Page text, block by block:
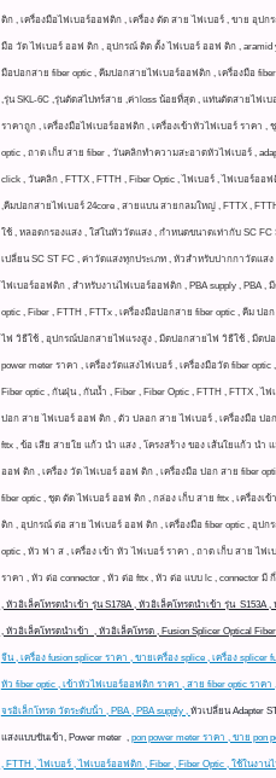
ติก , เครื่องมือไฟเบอร์ออฟติก , เครื่อง ตัด สาย ไฟเบอร์ , ขาย อุป
มือ วัด ไฟเบอร์ ออฟ ติก , อุปกรณ์ ติด ตั้ง ไฟเบอร์ ออฟ ติก ,
มือปอกสาย fiber optic , คีมปอกสายไฟเบอร์ออฟติก , เครื่องมือ
,รุ่น SKL-6C ,รุ่นตัดสไปทร์สาย ,ค่าloss น้อยที่สุด , แท่นตัดสายไฟเ
ราคาถูก , เครื่องมือไฟเบอร์ออฟติก , เครื่องเข้าหัวไฟเบอร์ ราคา ,
optic , ถาด เก็บ สาย fiber , วันคลิกทำความสะอาดหัวไฟเบอร์ ,
click , วันคลิก , FTTX , FTTH , Fiber Optic , ไฟเบอร์ , ไฟเบอร์
,คีมปอกสายไฟเบอร์ 24core , สายแบน สายกลมใหญ่ , FTTX ,
ใช้ , หลอดกรองแสง , ใส่ในหัววัดแสง , กำหนดขนาดเท่ากับ SC FC
เปลี่ยน SC ST FC , ค่าวัดแสงทุกประเภท , หัวสำหรับปากกาวัดแสง ,
ไฟเบอร์ออฟติก , สำหรับงานไฟเบอร์ออฟติก , PBA supply , PBA
optic , Fiber , FTTH , FTTx , เครื่องมือปอกสาย fiber optic , คีม
ไฟ วิธีใช้ , อุปกรณ์ปอกสายไฟแรงสูง , มีดปอกสายไฟ วิธีใช้ , มีดปอ
power meter ราคา , เครื่องวัดแสงไฟเบอร์ , เครื่องมือวัด fiber
Fiber optic , กันฝุ่น , กันน้ำ , Fiber , Fiber Optic , FTTH , FTTX ,
ปอก สาย ไฟเบอร์ ออฟ ติก , ตัว ปลอก สาย ไฟเบอร์ , เครื่องมือ ป
fttx , ข้อ เสีย สายใย แก้ว นำ แสง , โครงสร้าง ของ เส้นใยแก้ว นำ
ออฟ ติก , เครื่อง วัด ไฟเบอร์ ออฟ ติก , เครื่องมือ ปอก สาย fiber
fiber optic , ชุด ตัด ไฟเบอร์ ออฟ ติก , กล่อง เก็บ สาย fttx , เครื่อง
ติก , อุปกรณ์ ต่อ สาย ไฟเบอร์ ออฟ ติก , เครื่องมือ fiber optic , อุปก
optic , หัว ฟา ส , เครื่อง เข้า หัว ไฟเบอร์ ราคา , ถาด เก็บ สาย ไฟ
ราคา , หัว ต่อ connector , หัว ต่อ fttx , หัว ต่อ แบบ lc , connector มี
, หัวอิเล็คโทรดนำเข้า รุ่น S178A , หัวอิเล็คโทรดนำเข้า รุ่น
, หัวอิเล็คโทรดนำเข้า , หัวอิเล็คโทรด , Fusion Splicer Optical
จีน , เครื่อง fusion splicer ราคา , ขายเครื่อง splice , เครื่อง
หัว fiber optic , เข้าหัวไฟเบอร์ออฟติก ราคา , สาย fiber optic ราค
จรอิเล็กโทรด วัดระดับน้ํา , PBA , PBA supply , หัวเปลี่ยน Adapter
แสงแบบขันเข้า, Power meter , pon power meter ราคา , ขาย pon
, FTTH , ไฟเบอร์ , ไฟเบอร์ออฟติก , Fiber , Fiber Optic , ใช้ในง